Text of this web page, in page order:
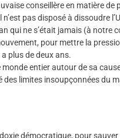
conseillère en matière de
pas disposé à dissoudre
qui ne s’était jamais (à notre
pour mettre la
plus de deux ans.
entier autour de sa
limites insoupçonnées du
démocratique, pour